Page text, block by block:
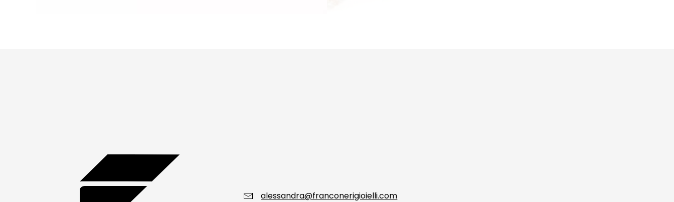
alessandra@franconerigioielli.com